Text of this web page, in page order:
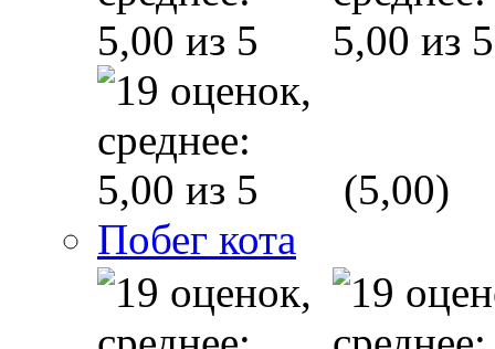
(5,00)
Побег кота